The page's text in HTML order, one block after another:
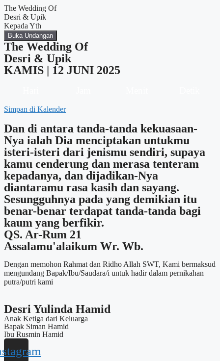
The Wedding Of
Desri & Upik
Kepada Yth
Buka Undangan
The Wedding Of
Desri & Upik
KAMIS | 12 JUNI 2025
Simpan di Kalender
Dan di antara tanda-tanda kekuasaan-
Nya ialah Dia menciptakan untukmu
isteri-isteri dari jenismu sendiri, supaya
kamu cenderung dan merasa tenteram
kepadanya, dan dijadikan-Nya
diantaramu rasa kasih dan sayang.
Sesungguhnya pada yang demikian itu
benar-benar terdapat tanda-tanda bagi
kaum yang berfikir.
QS. Ar-Rum 21
Assalamu'alaikum Wr. Wb.​
Dengan memohon Rahmat dan Ridho Allah SWT, Kami bermaksud
mengundang Bapak/Ibu/Saudara/i untuk hadir dalam pernikahan
putra/putri kami
Desri Yulinda Hamid
Anak Ketiga dari Keluarga
Bapak Siman Hamid
Ibu Rusmin Hamid